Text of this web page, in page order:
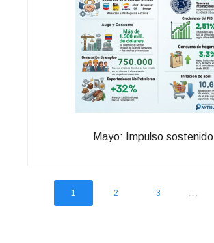
Mayo: Impulso sostenido
1 2 3 ...